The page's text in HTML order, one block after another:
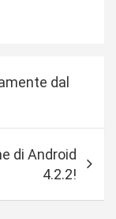
dal
di Android
4.2.2!